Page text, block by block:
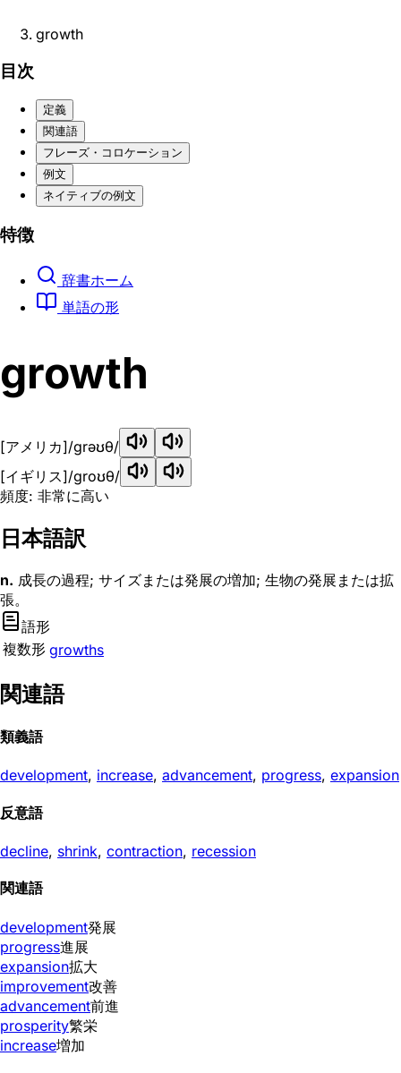
growth
目次
定義
関連語
フレーズ・コロケーション
例文
ネイティブの例文
特徴
辞書ホーム
単語の形
growth
[アメリカ]/ɡrəʊθ/
[イギリス]/ɡroʊθ/
頻度: 非常に高い
日本語訳
n. 成長の過程; サイズまたは発展の増加; 生物の発展または拡
張。
語形
複数形 growths
関連語
類義語
development, increase, advancement, progress, expansion
反意語
decline, shrink, contraction, recession
関連語
development発展
progress進展
expansion拡大
improvement改善
advancement前進
prosperity繁栄
increase増加